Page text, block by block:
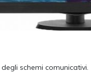
schemi comunicativi.